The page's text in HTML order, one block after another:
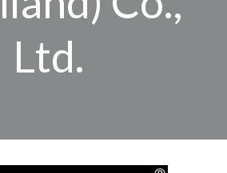
Ltd.